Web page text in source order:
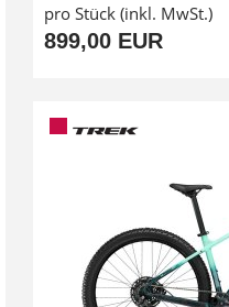
pro Stück (inkl. MwSt.)
899,00 EUR